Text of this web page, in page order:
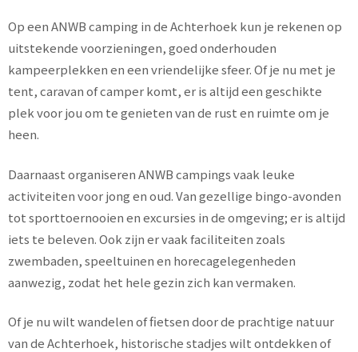
Op een ANWB camping in de Achterhoek kun je rekenen op
uitstekende voorzieningen, goed onderhouden
kampeerplekken en een vriendelijke sfeer. Of je nu met je
tent, caravan of camper komt, er is altijd een geschikte
plek voor jou om te genieten van de rust en ruimte om je
heen.
Daarnaast organiseren ANWB campings vaak leuke
activiteiten voor jong en oud. Van gezellige bingo-avonden
tot sporttoernooien en excursies in de omgeving; er is altijd
iets te beleven. Ook zijn er vaak faciliteiten zoals
zwembaden, speeltuinen en horecagelegenheden
aanwezig, zodat het hele gezin zich kan vermaken.
Of je nu wilt wandelen of fietsen door de prachtige natuur
van de Achterhoek, historische stadjes wilt ontdekken of